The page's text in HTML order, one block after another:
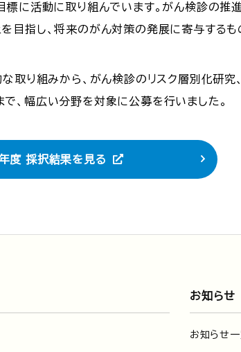
に活動に取り組んでいます。がん検診の推
指し、将来のがん対策の発展に寄与するも
り組みから、がん検診のリスク層別化研究
、幅広い分野を対象に公募を行いました。
度 採択結果を見る
お知らせ
お知らせ